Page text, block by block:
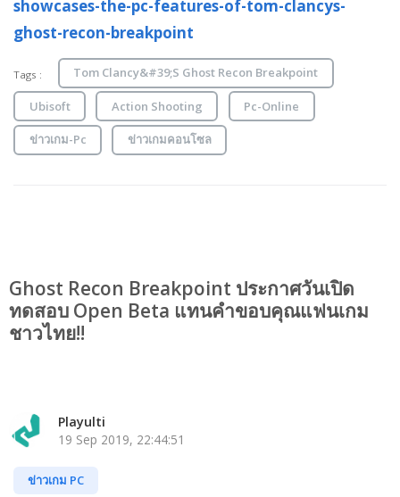
showcases-the-pc-features-of-tom-clancys-
ghost-recon-breakpoint
Tags : Tom Clancy&#39;S Ghost Recon Breakpoint
Ubisoft Action Shooting Pc-Online
ข่าวเกม-Pc ข่าวเกมคอนโซล
Ghost Recon Breakpoint ประกาศวันเปิด
ทดสอบ Open Beta แทนคำขอบคุณแฟนเกม
ชาวไทย!!
Playulti
19 Sep 2019, 22:44:51
ข่าวเกม PC